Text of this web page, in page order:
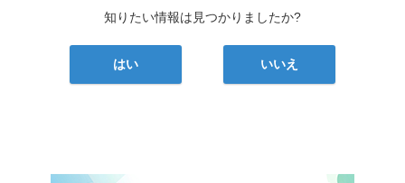
知りたい情報は見つかりましたか?
はい いいえ